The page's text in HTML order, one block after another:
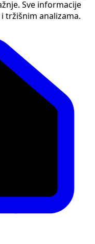
Sve informacije
tržišnim analizama.